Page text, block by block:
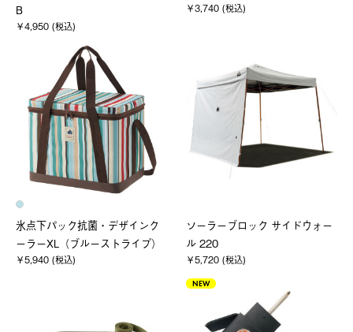
B
￥4,950 (税込)
￥3,740 (税込)
氷点下パック抗菌・デザインク
ーラーXL（ブルーストライプ）
￥5,940 (税込)
ソーラーブロック サイドウォー
ル 220
￥5,720 (税込)
NEW